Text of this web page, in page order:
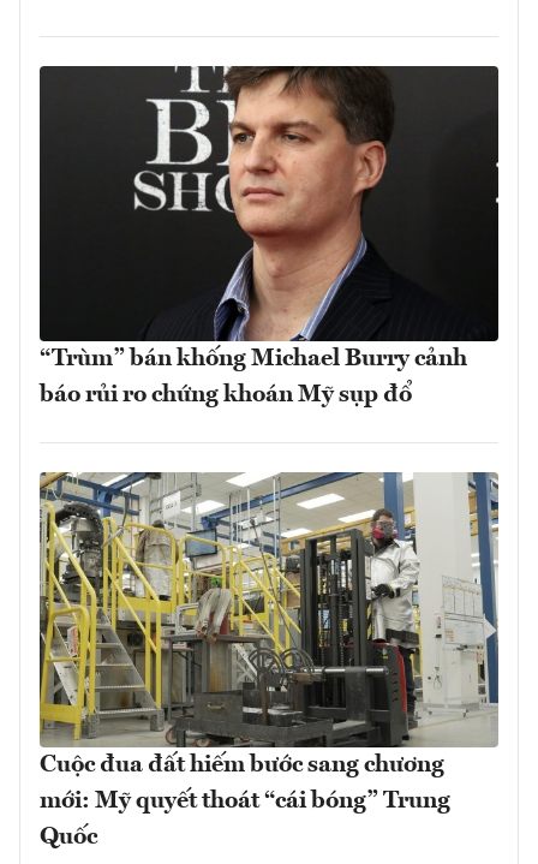
“Trùm” bán khống Michael Burry cảnh
báo rủi ro chứng khoán Mỹ sụp đổ
Cuộc đua đất hiếm bước sang chương
mới: Mỹ quyết thoát “cái bóng” Trung
Quốc